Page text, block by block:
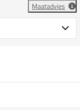
Maatadvies